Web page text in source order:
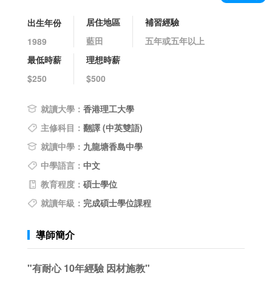
出生年份
1989
居住地區
藍田
補習經驗
五年或五年以上
最低時薪
$250
理想時薪
$500
就讀大學： 香港理工大學
主修科目： 翻譯 (中英雙語)
就讀中學： 九龍塘香島中學
中學語言： 中文
教育程度： 碩士學位
就讀年級： 完成碩士學位課程
導師簡介
"有耐心 10年經驗 因材施教"